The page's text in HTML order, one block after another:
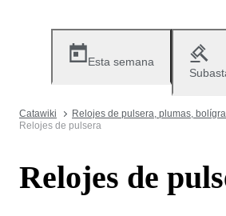
Esta semana
Catawiki
Relojes de pulsera, plumas,
Relojes de pulsera
Relojes de